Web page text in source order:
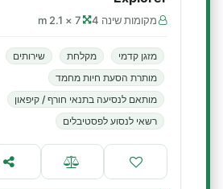
מקומות שינה 4 7 × 2.1 m
מזגן קדמי מקלחת
שירותים
מותרת הסעת חיות מחמד
מותאם לנסיעה בתנאי חורף / קיפאון
רשאי לנסוע לפסטיבלים